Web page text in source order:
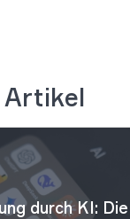
Artikel
durch KI: